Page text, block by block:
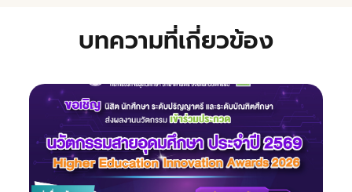
บทความที่เกี่ยวข้อง